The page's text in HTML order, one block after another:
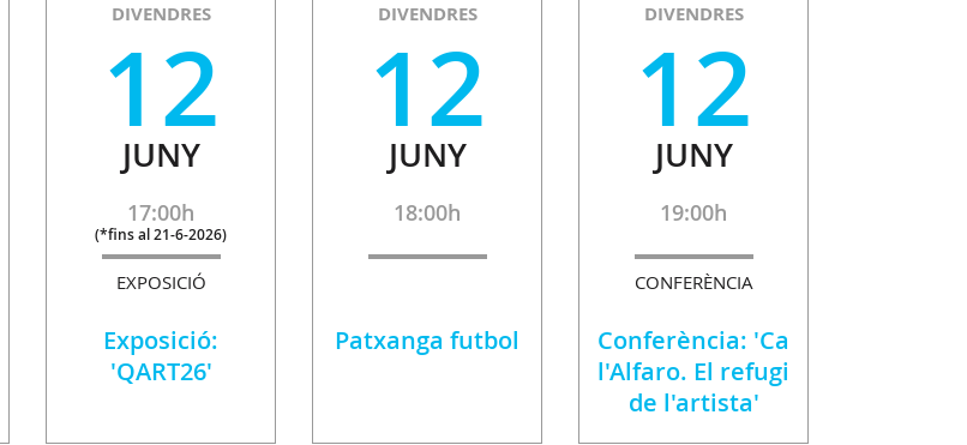
DIVENDRES
12
JUNY
17:00h
(*fins al 21-6-2026)
EXPOSICIÓ
Exposició:
'QART26'
DIVENDRES
12
JUNY
18:00h
Patxanga futbol
DIVENDRES
12
JUNY
19:00h
CONFERÈNCIA
Conferència: 'Ca
l'Alfaro. El refugi
de l'artista'